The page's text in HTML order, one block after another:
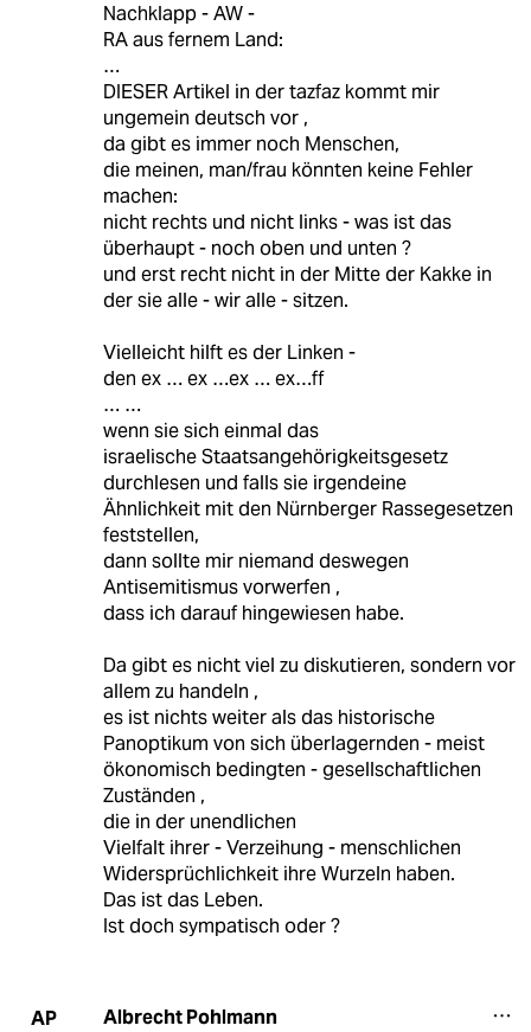
Nachklapp - AW -
RA aus fernem Land:
…
DIESER Artikel in der tazfaz kommt mir
ungemein deutsch vor ,
da gibt es immer noch Menschen,
die meinen, man/frau könnten keine Fehler
machen:
nicht rechts und nicht links - was ist das
überhaupt - noch oben und unten ?
und erst recht nicht in der Mitte der Kakke in
der sie alle - wir alle - sitzen.
Vielleicht hilft es der Linken -
den ex … ex …ex … ex…ff
… …
wenn sie sich einmal das
israelische Staatsangehörigkeitsgesetz
durchlesen und falls sie irgendeine
Ähnlichkeit mit den Nürnberger Rassegesetzen
feststellen,
dann sollte mir niemand deswegen
Antisemitismus vorwerfen ,
dass ich darauf hingewiesen habe.
Da gibt es nicht viel zu diskutieren, sondern vor
allem zu handeln ,
es ist nichts weiter als das historische
Panoptikum von sich überlagernden - meist
ökonomisch bedingten - gesellschaftlichen
Zuständen ,
die in der unendlichen
Vielfalt ihrer - Verzeihung - menschlichen
Widersprüchlichkeit ihre Wurzeln haben.
Das ist das Leben.
Ist doch sympatisch oder ?
AP Albrecht Pohlmann